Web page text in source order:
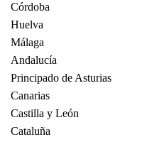
Córdoba
Huelva
Málaga
Andalucía
Principado de Asturias
Canarias
Castilla y León
Cataluña